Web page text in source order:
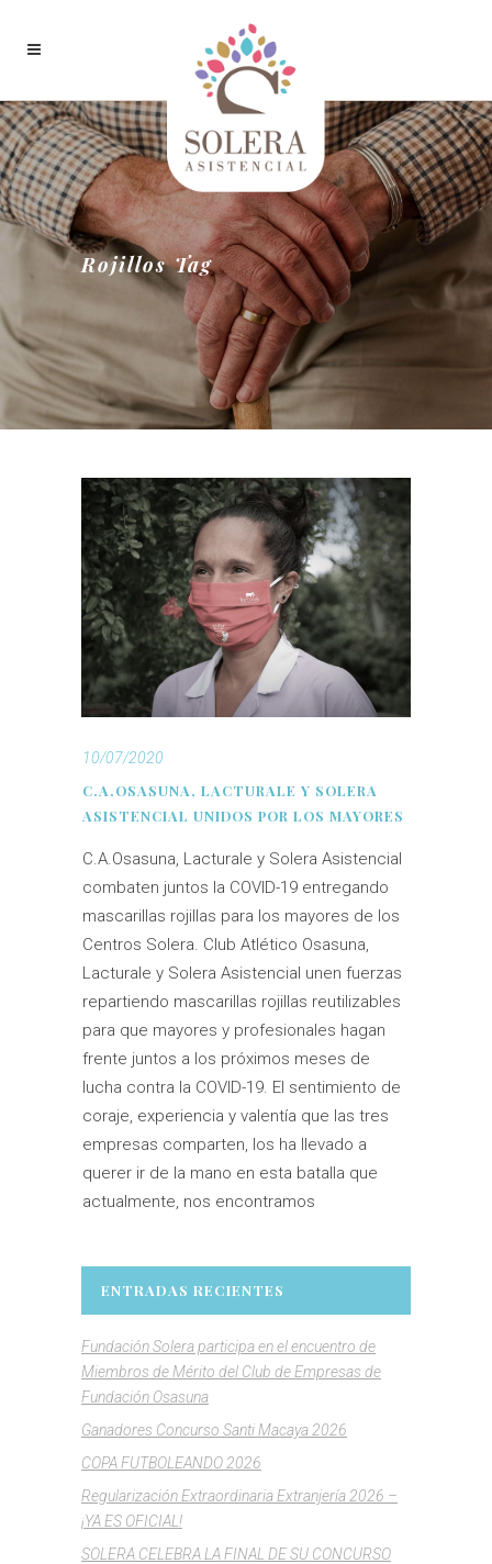
Rojillos Tag
10/07/2020
C.A.OSASUNA, LACTURALE Y SOLERA
ASISTENCIAL UNIDOS POR LOS MAYORES
C.A.Osasuna, Lacturale y Solera Asistencial
combaten juntos la COVID-19 entregando
mascarillas rojillas para los mayores de los
Centros Solera. Club Atlético Osasuna,
Lacturale y Solera Asistencial unen fuerzas
repartiendo mascarillas rojillas reutilizables
para que mayores y profesionales hagan
frente juntos a los próximos meses de
lucha contra la COVID-19. El sentimiento de
coraje, experiencia y valentía que las tres
empresas comparten, los ha llevado a
querer ir de la mano en esta batalla que
actualmente, nos encontramos
ENTRADAS RECIENTES
Fundación Solera participa en el encuentro de
Miembros de Mérito del Club de Empresas de
Fundación Osasuna
Ganadores Concurso Santi Macaya 2026
COPA FUTBOLEANDO 2026
Regularización Extraordinaria Extranjería 2026 –
¡YA ES OFICIAL!
SOLERA CELEBRA LA FINAL DE SU CONCURSO